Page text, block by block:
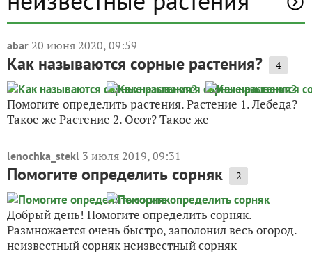
abar 20 июня 2020, 09:59
Как называются сорные растения? 4
Помогите определить растения. Растение 1. Лебеда?
Такое же Растение 2. Осот? Такое же
lenochka_stekl 3 июля 2019, 09:31
Помогите определить сорняк 2
Добрый день! Помогите определить сорняк.
Размножается очень быстро, заполонил весь огород.
неизвестный сорняк неизвестный сорняк